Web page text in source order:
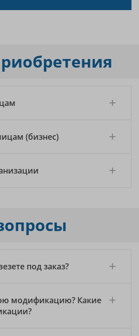
(бизнес)
под заказ?
модификацию? Какие